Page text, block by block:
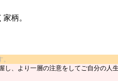
柄。
、より一層の注意をしてご自分の人